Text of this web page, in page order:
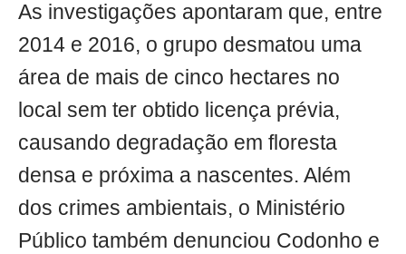
As investigações apontaram que, entre
2014 e 2016, o grupo desmatou uma
área de mais de cinco hectares no
local sem ter obtido licença prévia,
causando degradação em floresta
densa e próxima a nascentes. Além
dos crimes ambientais, o Ministério
Público também denunciou Codonho e